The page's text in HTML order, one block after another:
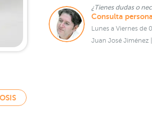
¿Tienes dudas o
Consulta
Lunes a Viernes de
Juan José Jiménez